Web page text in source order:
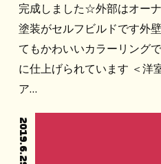
完成しました☆外部はオー
塗装がセルフビルドです外
てもかわいいカラーリング
に仕上げられています ＜洋
ア…
2019.6.29